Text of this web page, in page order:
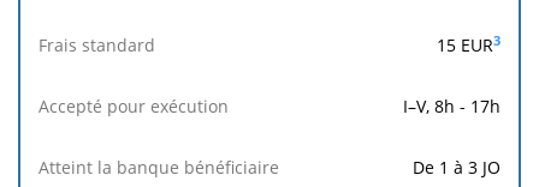
15 EUR3
I–V, 8h - 17h
De 1 à 3 JO